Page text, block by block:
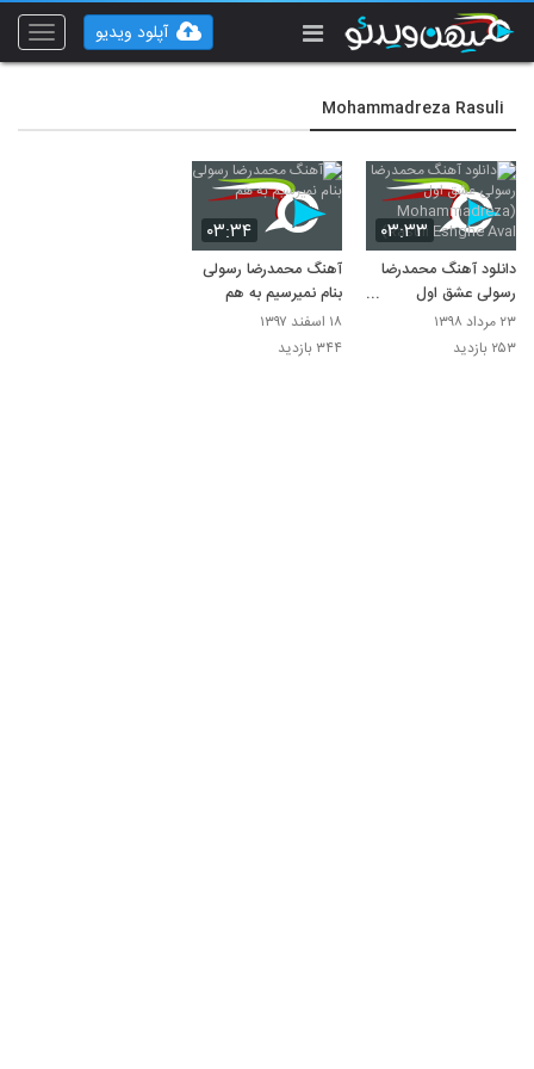
Toggle
آپلود ویدیو
Mohammadreza Rasuli
۰۳:۳۳
دانلود آهنگ محمدرضا
رسولی عشق اول
(Mohammadreza
Rasuli Eshghe
۲۳ مرداد ۱۳۹۸
۲۵۳ بازدید
۰۳:۳۴
آهنگ محمدرضا رسولی
بنام نمیرسیم به هم
۱۸ اسفند ۱۳۹۷
۳۴۴ بازدید